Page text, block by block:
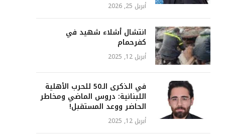
أبريل 25, 2026
انتشال أشلاء شهيد في
كفرحمام
أبريل 12, 2025
في الذكرى الـ50 للحرب الأهلية
اللبنانية: دروس الماضي ومخاطر
الحاضر ووعد المستقبل!
أبريل 12, 2025